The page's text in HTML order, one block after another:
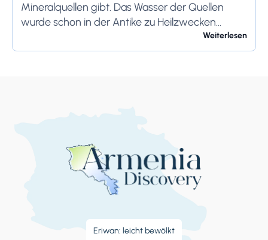
Mineralquellen gibt. Das Wasser der Quellen
wurde schon in der Antike zu Heilzwecken
genutzt. Deshalb bleibt die Stadt der beste...
Weiterlesen
Eriwan: leicht bewölkt